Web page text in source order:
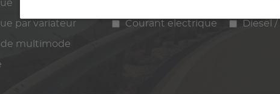
par variateur
multimode
Courant electrique Diesel